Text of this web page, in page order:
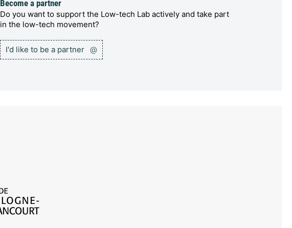
Become a partner
Do you want to support the Low-tech Lab actively and take part
in the low-tech movement?
I'd like to be a partner @